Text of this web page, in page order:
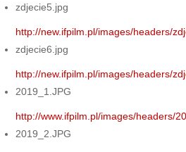
zdjecie5.jpg
http://new.ifpilm.pl/images/headers/
zdjecie6.jpg
http://new.ifpilm.pl/images/headers/
2019_1.JPG
http://www.ifpilm.pl/images/headers/
2019_2.JPG